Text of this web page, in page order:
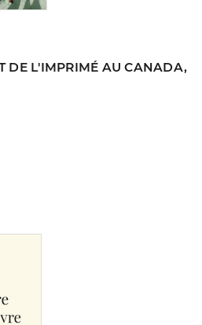
DE L'IMPRIMÉ AU CANADA,